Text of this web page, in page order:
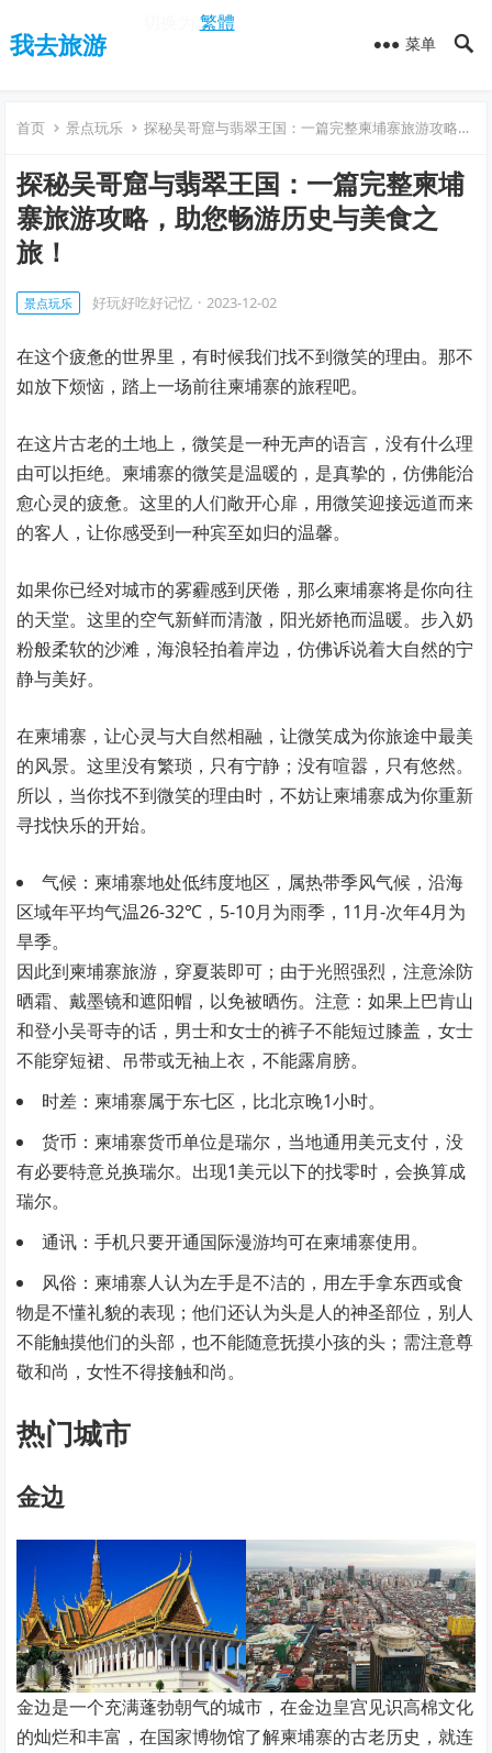
繁體
我去旅游 菜单
首页 景点玩乐 探秘吴哥窟与翡翠王国：一篇完整柬埔寨旅游攻略，助您畅游历史与美食之旅！
探秘吴哥窟与翡翠王国：一篇完整柬埔
寨旅游攻略，助您畅游历史与美食之
旅！
景点玩乐 好玩好吃好记忆 · 2023-12-02
在这个疲惫的世界里，有时候我们找不到微笑的理由。那不
如放下烦恼，踏上一场前往柬埔寨的旅程吧。
在这片古老的土地上，微笑是一种无声的语言，没有什么理
由可以拒绝。柬埔寨的微笑是温暖的，是真挚的，仿佛能治
愈心灵的疲惫。这里的人们敞开心扉，用微笑迎接远道而来
的客人，让你感受到一种宾至如归的温馨。
如果你已经对城市的雾霾感到厌倦，那么柬埔寨将是你向往
的天堂。这里的空气新鲜而清澈，阳光娇艳而温暖。步入奶
粉般柔软的沙滩，海浪轻拍着岸边，仿佛诉说着大自然的宁
静与美好。
在柬埔寨，让心灵与大自然相融，让微笑成为你旅途中最美
的风景。这里没有繁琐，只有宁静；没有喧嚣，只有悠然。
所以，当你找不到微笑的理由时，不妨让柬埔寨成为你重新
寻找快乐的开始。
气候：柬埔寨地处低纬度地区，属热带季风气候，沿海
区域年平均气温26-32℃，5-10月为雨季，11月-次年4月为
旱季。
因此到柬埔寨旅游，穿夏装即可；由于光照强烈，注意涂防
晒霜、戴墨镜和遮阳帽，以免被晒伤。注意：如果上巴肯山
和登小吴哥寺的话，男士和女士的裤子不能短过膝盖，女士
不能穿短裙、吊带或无袖上衣，不能露肩膀。
时差：柬埔寨属于东七区，比北京晚1小时。
货币：柬埔寨货币单位是瑞尔，当地通用美元支付，没
有必要特意兑换瑞尔。出现1美元以下的找零时，会换算成
瑞尔。
通讯：手机只要开通国际漫游均可在柬埔寨使用。
风俗：柬埔寨人认为左手是不洁的，用左手拿东西或食
物是不懂礼貌的表现；他们还认为头是人的神圣部位，别人
不能触摸他们的头部，也不能随意抚摸小孩的头；需注意尊
敬和尚，女性不得接触和尚。
热门城市
金边
金边是一个充满蓬勃朝气的城市，在金边皇宫见识高棉文化
的灿烂和丰富，在国家博物馆了解柬埔寨的古老历史，就连